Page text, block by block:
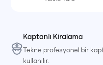
Kaptanlı Kiralama
Tekne profesyonel bir
kullanılır.